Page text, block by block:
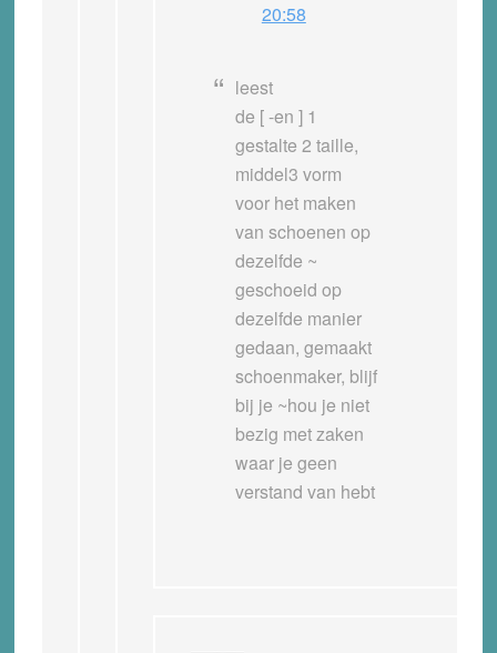
20:58
leest
de [ -en ] 1
gestalte 2 taille,
middel3 vorm
voor het maken
van schoenen op
dezelfde ~
geschoeid op
dezelfde manier
gedaan, gemaakt
schoenmaker, blijf
bij je ~hou je niet
bezig met zaken
waar je geen
verstand van hebt